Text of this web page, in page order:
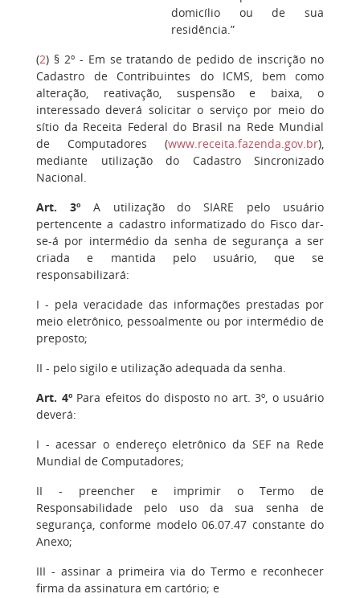
domicílio ou de sua
residência.”
(2) § 2º - Em se tratando de pedido de inscrição no
Cadastro de Contribuintes do ICMS, bem como
alteração, reativação, suspensão e baixa, o
interessado deverá solicitar o serviço por meio do
sítio da Receita Federal do Brasil na Rede Mundial
de Computadores (www.receita.fazenda.gov.br),
mediante utilização do Cadastro Sincronizado
Nacional.
Art. 3ºA utilização do SIARE pelo usuário
pertencente a cadastro informatizado do Fisco dar-
se-á por intermédio da senha de segurança a ser
criada e mantida pelo usuário, que se
responsabilizará:
I - pela veracidade das informações prestadas por
meio eletrônico, pessoalmente ou por intermédio de
preposto;
II - pelo sigilo e utilização adequada da senha.
Art. 4ºPara efeitos do disposto no art. 3º, o usuário
deverá:
I - acessar o endereço eletrônico da SEF na Rede
Mundial de Computadores;
II - preencher e imprimir o Termo de
Responsabilidade pelo uso da sua senha de
segurança, conforme modelo 06.07.47 constante do
Anexo;
III - assinar a primeira via do Termo e reconhecer
firma da assinatura em cartório; e